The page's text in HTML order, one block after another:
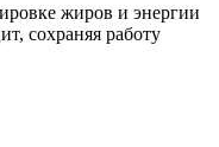
жиров и энергии
сохраняя работу